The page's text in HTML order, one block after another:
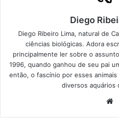
Diego
Diego Ribeiro Lima, natural de
ciências biológicas. Adora
principalmente ler sobre o
1996, quando ganhou de seu pai
então, o fascínio por esses
diversos aquários